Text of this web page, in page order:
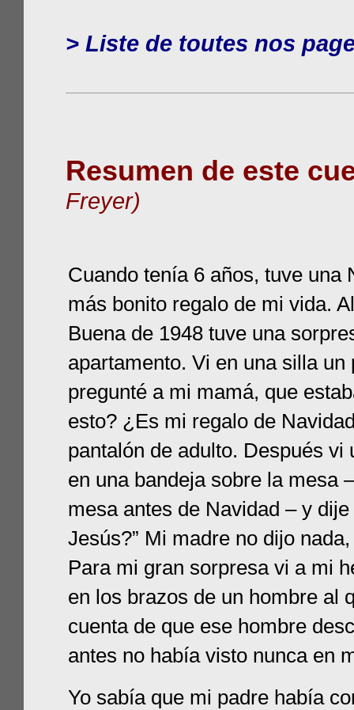
> Liste de toutes nos
Resumen de este
Freyer)
Cuando tenía 6 años, tuve
más bonito regalo de mi vida.
Buena de 1948 tuve una
apartamento. Vi en una silla
pregunté a mi mamá, que
esto? ¿Es mi regalo de
pantalón de adulto. Después
en una bandeja sobre la mesa
mesa antes de Navidad – y
Jesús?” Mi madre no dijo
Para mi gran sorpresa vi a mi
en los brazos de un hombre al
cuenta de que ese hombre
antes no había visto nunca en
Yo sabía que mi padre había